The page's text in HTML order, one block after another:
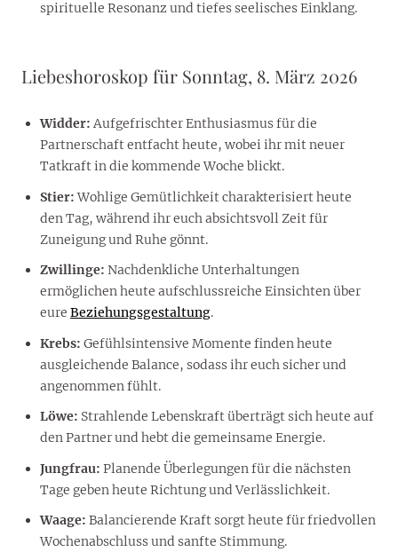
spirituelle Resonanz und tiefes seelisches Einklang.
Liebeshoroskop für Sonntag, 8. März 2026
Widder: Aufgefrischter Enthusiasmus für die
Partnerschaft entfacht heute, wobei ihr mit neuer
Tatkraft in die kommende Woche blickt.
Stier:Wohlige Gemütlichkeit charakterisiert heute
den Tag, während ihr euch absichtsvoll Zeit für
Zuneigung und Ruhe gönnt.
Zwillinge: Nachdenkliche Unterhaltungen
ermöglichen heute aufschlussreiche Einsichten über
eure Beziehungsgestaltung.
Krebs: Gefühlsintensive Momente finden heute
ausgleichende Balance, sodass ihr euch sicher und
angenommen fühlt.
Löwe: Strahlende Lebenskraft überträgt sich heute auf
den Partner und hebt die gemeinsame Energie.
Jungfrau: Planende Überlegungen für die nächsten
Tage geben heute Richtung und Verlässlichkeit.
Waage: Balancierende Kraft sorgt heute für friedvollen
Wochenabschluss und sanfte Stimmung.